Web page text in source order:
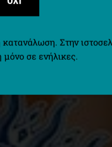
Στην
σε ενήλικες.